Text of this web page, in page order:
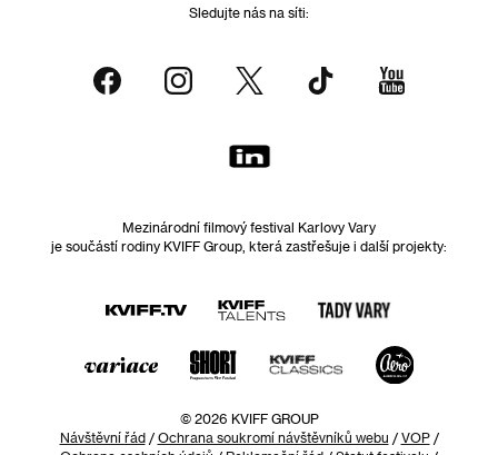
Sledujte nás na síti:
Mezinárodní filmový festival Karlovy Vary
je součástí rodiny KVIFF Group, která zastřešuje i další projekty:
© 2026 KVIFF GROUP
Návštěvní řád/ Ochrana soukromí návštěvníků webu / VOP/